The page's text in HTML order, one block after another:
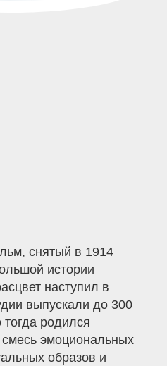
снятый в 1914
истории
наступил в
выпускали до 300
родился
эмоциональных
образов и